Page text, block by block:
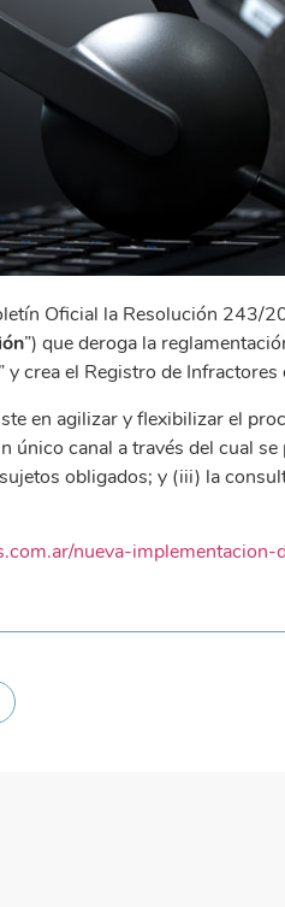
Oficial la Resolución 243/
”) que deroga la
crea el Registro de
en agilizar y flexibilizar el
único canal a través del cual
obligados; y (iii) la
nueva-